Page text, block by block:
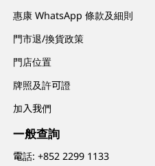
惠康 WhatsApp 條款及細則
門市退/換貨政策
門店位置
牌照及許可證
加入我們
一般查詢
電話:+852 2299 1133